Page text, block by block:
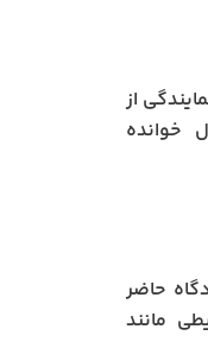
از
حاضر
مانند